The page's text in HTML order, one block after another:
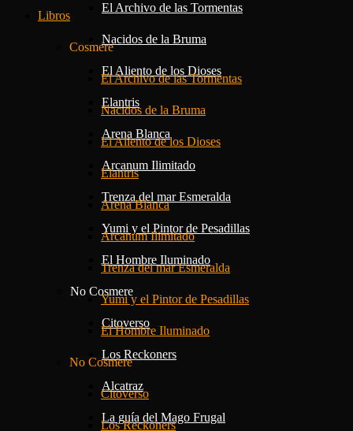
El Archivo de las Tormentas
Nacidos de la Bruma
El Aliento de los Dioses
Elantris
Arena Blanca
Arcanum Ilimitado
Trenza del mar Esmeralda
Yumi y el Pintor de Pesadillas
El Hombre Iluminado
No Cosmere
Citoverso
Los Reckoners
Alcatraz
La guía del Mago Frugal
Libros
Cosmere
El Archivo de las Tormentas
Nacidos de la Bruma
El Aliento de los Dioses
Elantris
Arena Blanca
Arcanum Ilimitado
Trenza del mar Esmeralda
Yumi y el Pintor de Pesadillas
El Hombre Iluminado
No Cosmere
Citoverso
Los Reckoners